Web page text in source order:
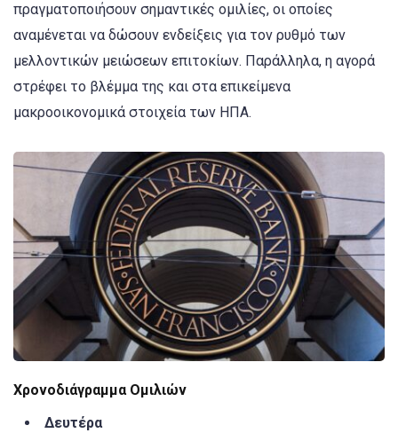
πραγματοποιήσουν σημαντικές ομιλίες, οι οποίες
αναμένεται να δώσουν ενδείξεις για τον ρυθμό των
μελλοντικών μειώσεων επιτοκίων. Παράλληλα, η αγορά
στρέφει το βλέμμα της και στα επικείμενα
μακροοικονομικά στοιχεία των ΗΠΑ.
Χρονοδιάγραμμα Ομιλιών
Δευτέρα